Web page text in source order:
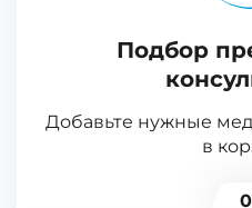
Подбор
Добавьте нужные
в